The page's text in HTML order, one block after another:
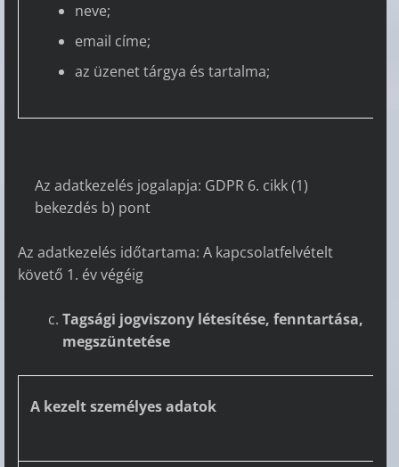
neve;
email címe;
az üzenet tárgya és tartalma;
Az adatkezelés jogalapja: GDPR 6. cikk (1)
bekezdés b) pont
Az adatkezelés időtartama: A kapcsolatfelvételt
követő 1. év végéig
Tagsági jogviszony létesítése, fenntartása,
megszüntetése
A kezelt személyes adatok